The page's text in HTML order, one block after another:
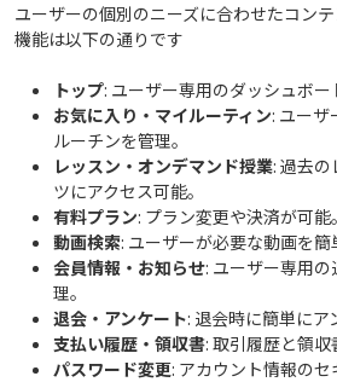
ユーザーの個別のニーズに合わせたコン
機能は以下の通りです
トップ: ユーザー専用のダッシュボー
お気に入り・マイルーティン: ユー
ルーチンを管理。
レッスン・オンデマンド授業: 過去
ツにアクセス可能。
有料プラン: プラン変更や決済が可能。
動画検索: ユーザーが必要な動画を簡
会員情報・お知らせ: ユーザー専用
理。
退会・アンケート: 退会時に簡単にア
支払い履歴・領収書: 取引履歴と領収
パスワード変更: アカウント情報のセ